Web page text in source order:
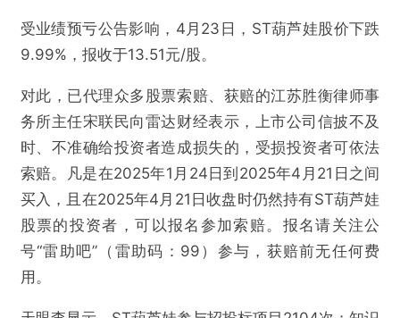
不实信息 违法犯罪
提交
受业绩预亏公告影响，4月23日，ST葫芦娃股价下跌
9.99%，报收于13.51元/股。
对此，已代理众多股票索赔、获赔的江苏胜衡律师事
务所主任宋联民向雷达财经表示，上市公司信披不及
时、不准确给投资者造成损失的，受损投资者可依法
索赔。凡是在2025年1月24日到2025年4月21日之间
买入，且在2025年4月21日收盘时仍然持有ST葫芦娃
股票的投资者，可以报名参加索赔。报名请关注公
号“雷助吧”（雷助码：99）参与，获赔前无任何费
用。